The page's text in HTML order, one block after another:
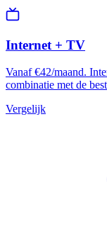
Internet + TV
Vanaf €42/maand.
combinatie met de
Vergelijk